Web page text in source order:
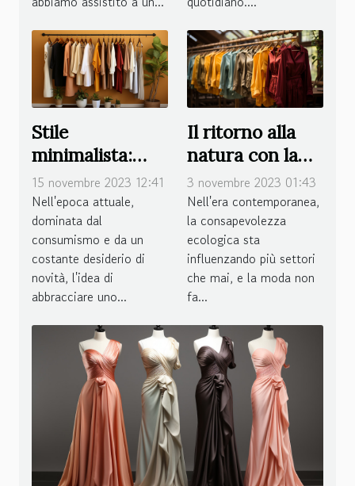
Stile
minimalista:
come
abbracciare la
semplicità nel
tuo guardaroba
15 novembre 2023 12:41
Nell'epoca attuale,
dominata dal
consumismo e da un
costante desiderio di
novità, l'idea di
abbracciare uno...
Il ritorno alla
natura con la
moda eco-
sostenibile
3 novembre 2023 01:43
Nell'era contemporanea,
la consapevolezza
ecologica sta
influenzando più settori
che mai, e la moda non
fa...